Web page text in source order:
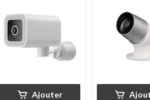
Ajouter
mouvement